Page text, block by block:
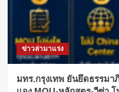
ข่าวล่ามาแรง
มทร.กรุงเทพ ยันยึดธรรมา